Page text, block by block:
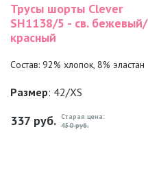
Трусы шорты Clever
SH1138/5 - св. бежевый/
красный
Состав: 92% хлопок, 8% эластан
Размер: 42/XS
337руб. Старая цена:
450 руб.